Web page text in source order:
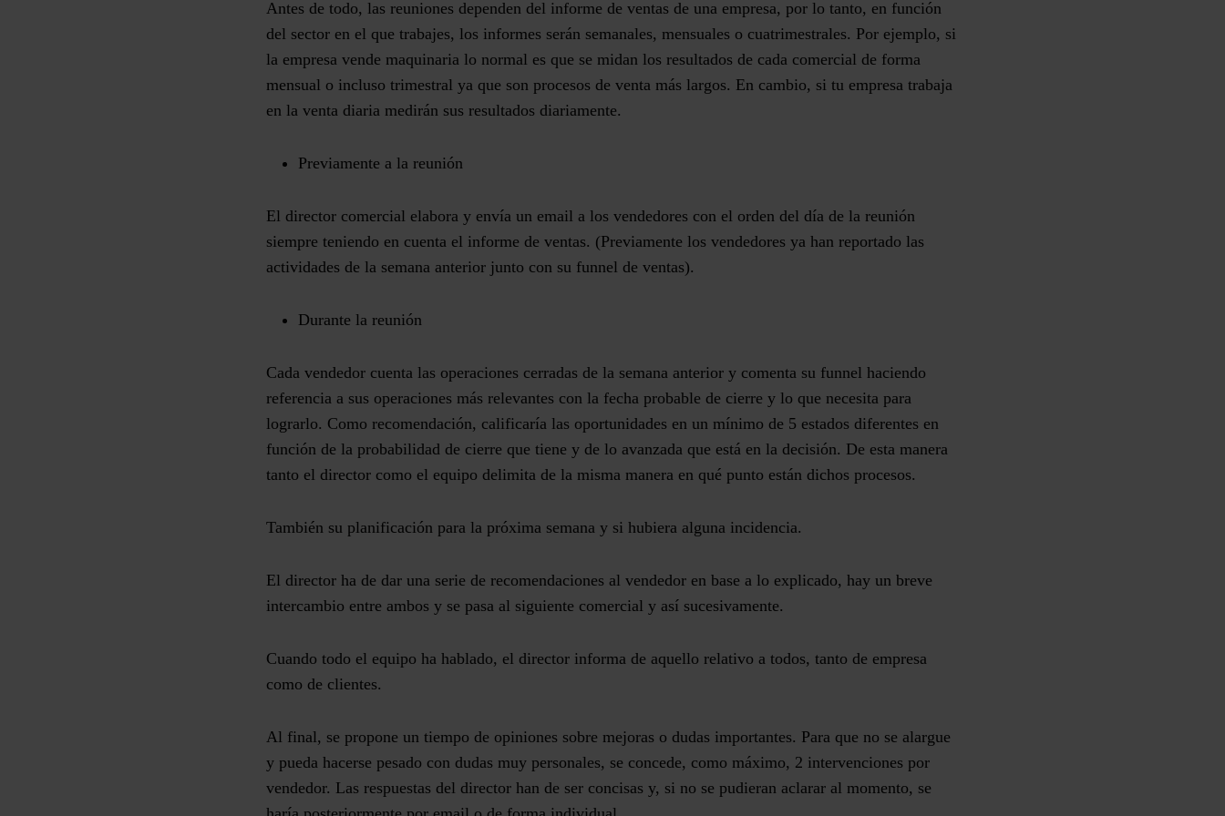
Antes de todo, las reuniones dependen del informe de ventas de una empresa, por lo tanto, en función
del sector en el que trabajes, los informes serán semanales, mensuales o cuatrimestrales. Por ejemplo, si
la empresa vende maquinaria lo normal es que se midan los resultados de cada comercial de forma
mensual o incluso trimestral ya que son procesos de venta más largos. En cambio, si tu empresa trabaja
en la venta diaria medirán sus resultados diariamente.
Previamente a la reunión
El director comercial elabora y envía un email a los vendedores con el orden del día de la reunión
siempre teniendo en cuenta el informe de ventas. (Previamente los vendedores ya han reportado las
actividades de la semana anterior junto con su funnel de ventas).
Durante la reunión
Cada vendedor cuenta las operaciones cerradas de la semana anterior y comenta su funnel haciendo
referencia a sus operaciones más relevantes con la fecha probable de cierre y lo que necesita para
lograrlo. Como recomendación, calificaría las oportunidades en un mínimo de 5 estados diferentes en
función de la probabilidad de cierre que tiene y de lo avanzada que está en la decisión. De esta manera
tanto el director como el equipo delimita de la misma manera en qué punto están dichos procesos.
También su planificación para la próxima semana y si hubiera alguna incidencia.
El director ha de dar una serie de recomendaciones al vendedor en base a lo explicado, hay un breve
intercambio entre ambos y se pasa al siguiente comercial y así sucesivamente.
Cuando todo el equipo ha hablado, el director informa de aquello relativo a todos, tanto de empresa
como de clientes.
Al final, se propone un tiempo de opiniones sobre mejoras o dudas importantes. Para que no se alargue
y pueda hacerse pesado con dudas muy personales, se concede, como máximo, 2 intervenciones por
vendedor. Las respuestas del director han de ser concisas y, si no se pudieran aclarar al momento, se